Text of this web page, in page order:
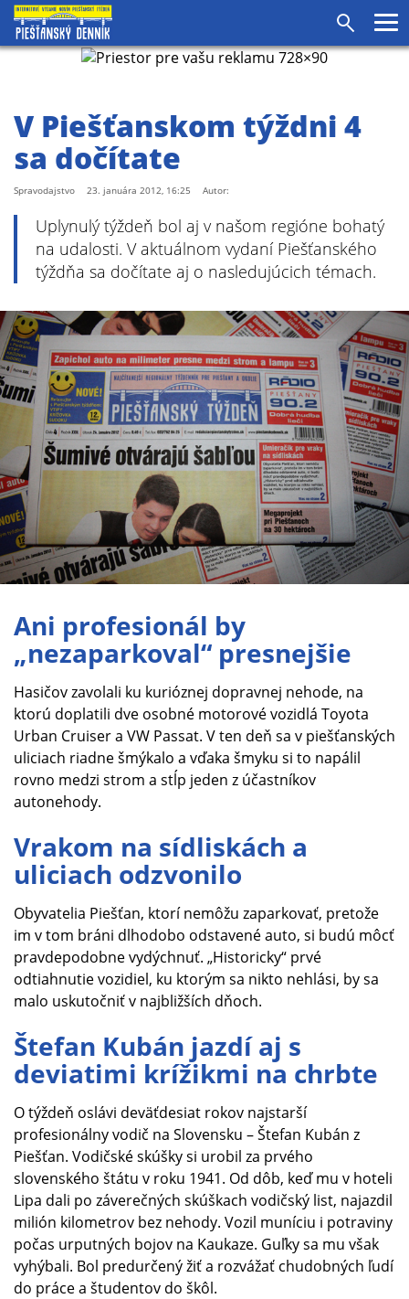
V Piešťanskom týždni 4
sa dočítate
Spravodajstvo 23. januára 2012, 16:25 Autor:
Uplynulý týždeň bol aj v našom regióne bohatý
na udalosti. V aktuálnom vydaní Piešťanského
týždňa sa dočítate aj o nasledujúcich témach.
Ani profesionál by
„nezaparkoval“ presnejšie
Hasičov zavolali ku kurióznej dopravnej nehode, na
ktorú doplatili dve osobné motorové vozidlá Toyota
Urban Cruiser a VW Passat. V ten deň sa v piešťanských
uliciach riadne šmýkalo a vďaka šmyku si to napálil
rovno medzi strom a stĺp jeden z účastníkov
autonehody.
Vrakom na sídliskách a
uliciach odzvonilo
Obyvatelia Piešťan, ktorí nemôžu zaparkovať, pretože
im v tom bráni dlhodobo odstavené auto, si budú môcť
pravdepodobne vydýchnuť. „Historicky“ prvé
odtiahnutie vozidiel, ku ktorým sa nikto nehlási, by sa
malo uskutočniť v najbližších dňoch.
Štefan Kubán jazdí aj s
deviatimi krížikmi na chrbte
O týždeň oslávi deväťdesiat rokov najstarší
profesionálny vodič na Slovensku – Štefan Kubán z
Piešťan. Vodičské skúšky si urobil za prvého
slovenského štátu v roku 1941. Od dôb, keď mu v hoteli
Lipa dali po záverečných skúškach vodičský list, najazdil
milión kilometrov bez nehody. Vozil muníciu i potraviny
počas urputných bojov na Kaukaze. Guľky sa mu však
vyhýbali. Bol predurčený žiť a rozvážať chudobných ľudí
do práce a študentov do škôl.